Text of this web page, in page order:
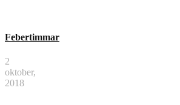
Febertimmar
2
oktober,
2018